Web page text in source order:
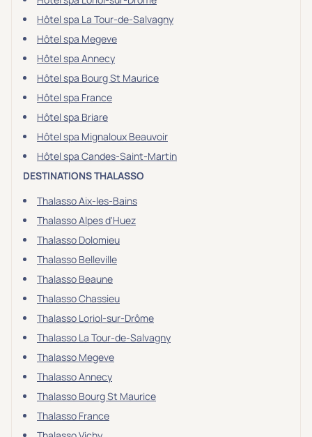
Hôtel spa La Tour-de-Salvagny
Hôtel spa Megeve
Hôtel spa Annecy
Hôtel spa Bourg St Maurice
Hôtel spa France
Hôtel spa Briare
Hôtel spa Mignaloux Beauvoir
Hôtel spa Candes-Saint-Martin
DESTINATIONS THALASSO
Thalasso Aix-les-Bains
Thalasso Alpes d'Huez
Thalasso Dolomieu
Thalasso Belleville
Thalasso Beaune
Thalasso Chassieu
Thalasso Loriol-sur-Drôme
Thalasso La Tour-de-Salvagny
Thalasso Megeve
Thalasso Annecy
Thalasso Bourg St Maurice
Thalasso France